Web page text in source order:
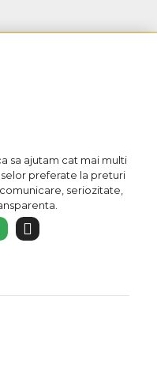
sa ajutam cat mai multi
preferate la preturi
seriozitate,